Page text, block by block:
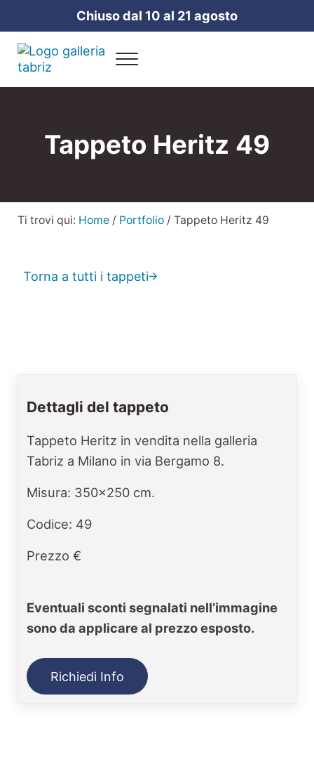
Passa al contenuto principale
Skip to header right navigation
Skip to site footerChiuso dal 10 al 21 agosto
Galleria Tabriz
Menu
Tappeto Heritz 49
Ti trovi qui: Home / Portfolio /Tappeto Heritz 49
Torna a tutti i tappeti
Dettagli del tappeto
Tappeto Heritz in vendita nella galleria
Tabriz a Milano in via Bergamo 8.
Misura: 350x250 cm.
Codice: 49
Prezzo €
Eventuali sconti segnalati nell’immagine
sono da applicare al prezzo esposto.
Richiedi Info